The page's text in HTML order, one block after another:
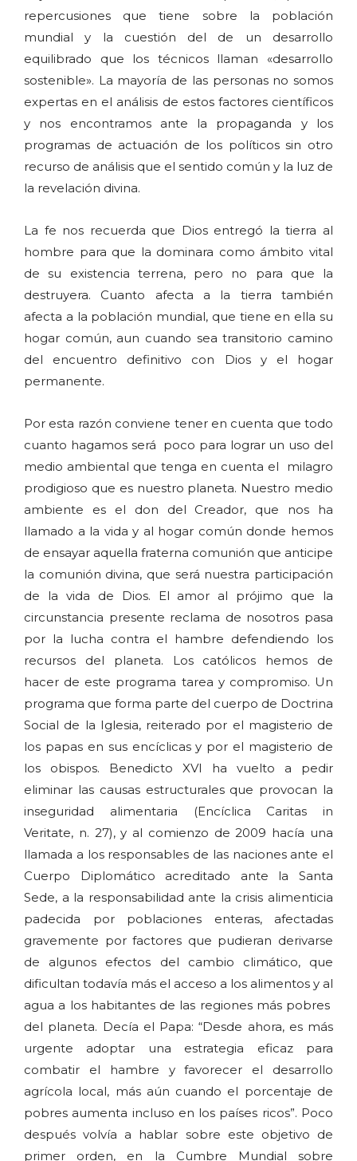
repercusiones que tiene sobre la población
mundial y la cuestión del de un desarrollo
equilibrado que los técnicos llaman «desarrollo
sostenible». La mayoría de las personas no somos
expertas en el análisis de estos factores científicos
y nos encontramos ante la propaganda y los
programas de actuación de los políticos sin otro
recurso de análisis que el sentido común y la luz de
la revelación divina.
La fe nos recuerda que Dios entregó la tierra al
hombre para que la dominara como ámbito vital
de su existencia terrena, pero no para que la
destruyera. Cuanto afecta a la tierra también
afecta a la población mundial, que tiene en ella su
hogar común, aun cuando sea transitorio camino
del encuentro definitivo con Dios y el hogar
permanente.
Por esta razón conviene tener en cuenta que todo
cuanto hagamos será poco para lograr un uso del
medio ambiental que tenga en cuenta el milagro
prodigioso que es nuestro planeta. Nuestro medio
ambiente es el don del Creador, que nos ha
llamado a la vida y al hogar común donde hemos
de ensayar aquella fraterna comunión que anticipe
la comunión divina, que será nuestra participación
de la vida de Dios. El amor al prójimo que la
circunstancia presente reclama de nosotros pasa
por la lucha contra el hambre defendiendo los
recursos del planeta. Los católicos hemos de
hacer de este programa tarea y compromiso. Un
programa que forma parte del cuerpo de Doctrina
Social de la Iglesia, reiterado por el magisterio de
los papas en sus encíclicas y por el magisterio de
los obispos. Benedicto XVI ha vuelto a pedir
eliminar las causas estructurales que provocan la
inseguridad alimentaria (Encíclica Caritas in
Veritate, n. 27), y al comienzo de 2009 hacía una
llamada a los responsables de las naciones ante el
Cuerpo Diplomático acreditado ante la Santa
Sede, a la responsabilidad ante la crisis alimenticia
padecida por poblaciones enteras, afectadas
gravemente por factores que pudieran derivarse
de algunos efectos del cambio climático, que
dificultan todavía más el acceso a los alimentos y al
agua a los habitantes de las regiones más pobres
del planeta. Decía el Papa: “Desde ahora, es más
urgente adoptar una estrategia eficaz para
combatir el hambre y favorecer el desarrollo
agrícola local, más aún cuando el porcentaje de
pobres aumenta incluso en los países ricos”. Poco
después volvía a hablar sobre este objetivo de
primer orden, en la Cumbre Mundial sobre